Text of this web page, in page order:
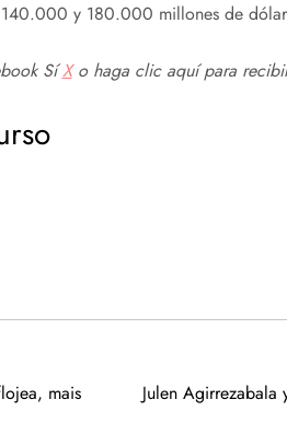
y 180.000 millones de
SíXo haga clic aquí para
mais
Julen